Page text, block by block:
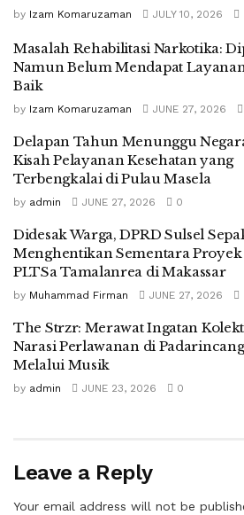
by Izam Komaruzaman JULY 10, 2026
Masalah Rehabilitasi Narkotika:
Namun Belum Mendapat
Baik
by Izam Komaruzaman JUNE 27, 2026
Delapan Tahun Menunggu
Kisah Pelayanan Kesehatan yang
Terbengkalai di Pulau Masela
by admin JUNE 27, 2026 0
Didesak Warga, DPRD Sulsel
Menghentikan Sementara Proyek
PLTSa Tamalanrea di Makassar
by Muhammad Firman JUNE 27, 2026
The Strzr: Merawat Ingatan
Narasi Perlawanan di Padarincang
Melalui Musik
by admin JUNE 23, 2026 0
Leave a Reply
Your email address will not be